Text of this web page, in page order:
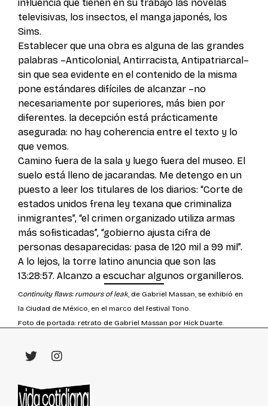
influencia que tienen en su trabajo las novelas
televisivas, los insectos, el manga japonés, los
Sims.
Establecer que una obra es alguna de las grandes
palabras –Anticolonial, Antirracista, Antipatriarcal–
sin que sea evidente en el contenido de la misma
pone estándares difíciles de alcanzar –no
necesariamente por superiores, más bien por
diferentes. la decepción está prácticamente
asegurada: no hay coherencia entre el texto y lo
que vemos.
Camino fuera de la sala y luego fuera del museo. El
suelo está lleno de jacarandas. Me detengo en un
puesto a leer los titulares de los diarios: “Corte de
estados unidos frena ley texana que criminaliza
inmigrantes”, “el crimen organizado utiliza armas
más sofisticadas”, “gobierno ajusta cifra de
personas desaparecidas: pasa de 120 mil a 99 mil”.
A lo lejos, la torre latino anuncia que son las
13:28:57. Alcanzo a escuchar algunos organilleros.
Continuity flaws: rumours of leak, de Gabriel Massan, se exhibió en
la Ciudad de México, en el marco del festival Tono.
Foto de portada: retrato de Gabriel Massan por Hick Duarte.